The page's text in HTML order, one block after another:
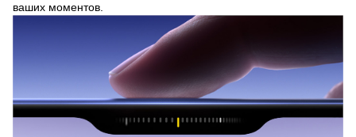
ваших моментов.